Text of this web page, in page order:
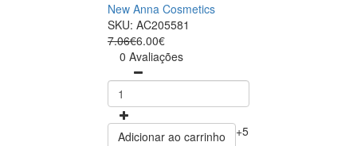
New Anna Cosmetics
SKU: AC205581
7.06€6.00€
0 Avaliações
Adicionar ao carrinho
+5